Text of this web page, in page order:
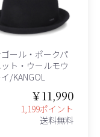
ール・ポークパ
ト・ウールモウ
/KANGOL
￥11,990
1,199ポイント
送料無料